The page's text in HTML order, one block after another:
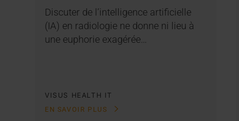
Discuter de l’intelligence artificielle
(IA) en radiologie ne donne ni lieu à
une euphorie exagérée…
VISUS HEALTH IT
EN SAVOIR PLUS